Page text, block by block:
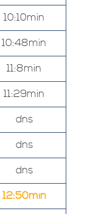
10:10min
10:48min
11:8min
11:29min
dns
dns
dns
12:50min